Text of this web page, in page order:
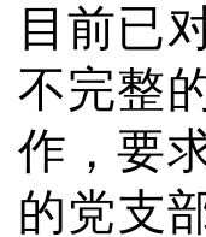
目前已
不完整
作，要
的党支